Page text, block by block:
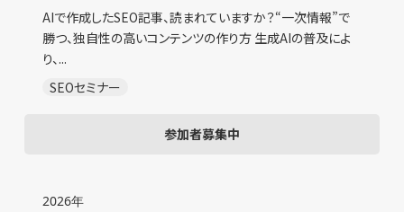
AIで作成したSEO記事、読まれていますか？“一次情報”で
勝つ、独自性の高いコンテンツの作り方 生成AIの普及によ
り、...
SEOセミナー
参加者募集中
2026年